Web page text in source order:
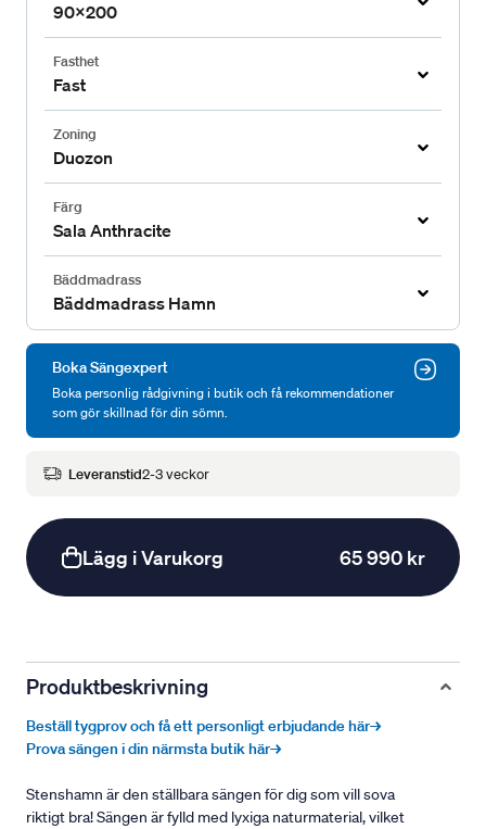
90x200
Fasthet
Fast
Zoning
Duozon
Färg
Sala Anthracite
Bäddmadrass
Bäddmadrass Hamn
Boka Sängexpert
Boka personlig rådgivning i butik och få rekommendationer
som gör skillnad för din sömn.
Leveranstid2-3 veckor
Lägg i Varukorg 65 990 kr
Produktbeskrivning
Beställ tygprov och få ett personligt erbjudande här→
Prova sängen i din närmsta butik här→
Stenshamn är den ställbara sängen för dig som vill sova
riktigt bra! Sängen är fylld med lyxiga naturmaterial, vilket